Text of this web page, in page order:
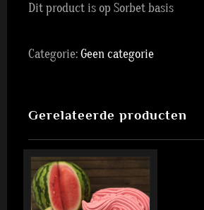
Dit product is op Sorbet basis
Categorie:Geen categorie
Gerelateerde producten